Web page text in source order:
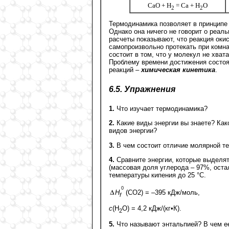
CaO + H2 = Ca + H2O
Термодинамика позволяет в
Однако она ничего не говорит о
расчеты показывают, что реакция
самопроизвольно протекать при
состоит в том, что у молекул не
Проблему времени достижения
реакций –химическая кинетика.
6.5. Упражнения
1. Что изучает термодинамика?
2. Какие виды энергии вы знаете?
видов энергии?
3. В чем состоит отличие молярной
4. Сравните энергии, которые
(массовая доля углерода – 97%,
температуры кипения до 25 °С.
Нf
0
(CO2) = –395 кДж/моль,
c(Н2O) = 4,2 кДж/(кг•К).
5. Что называют энтальпией? В чем